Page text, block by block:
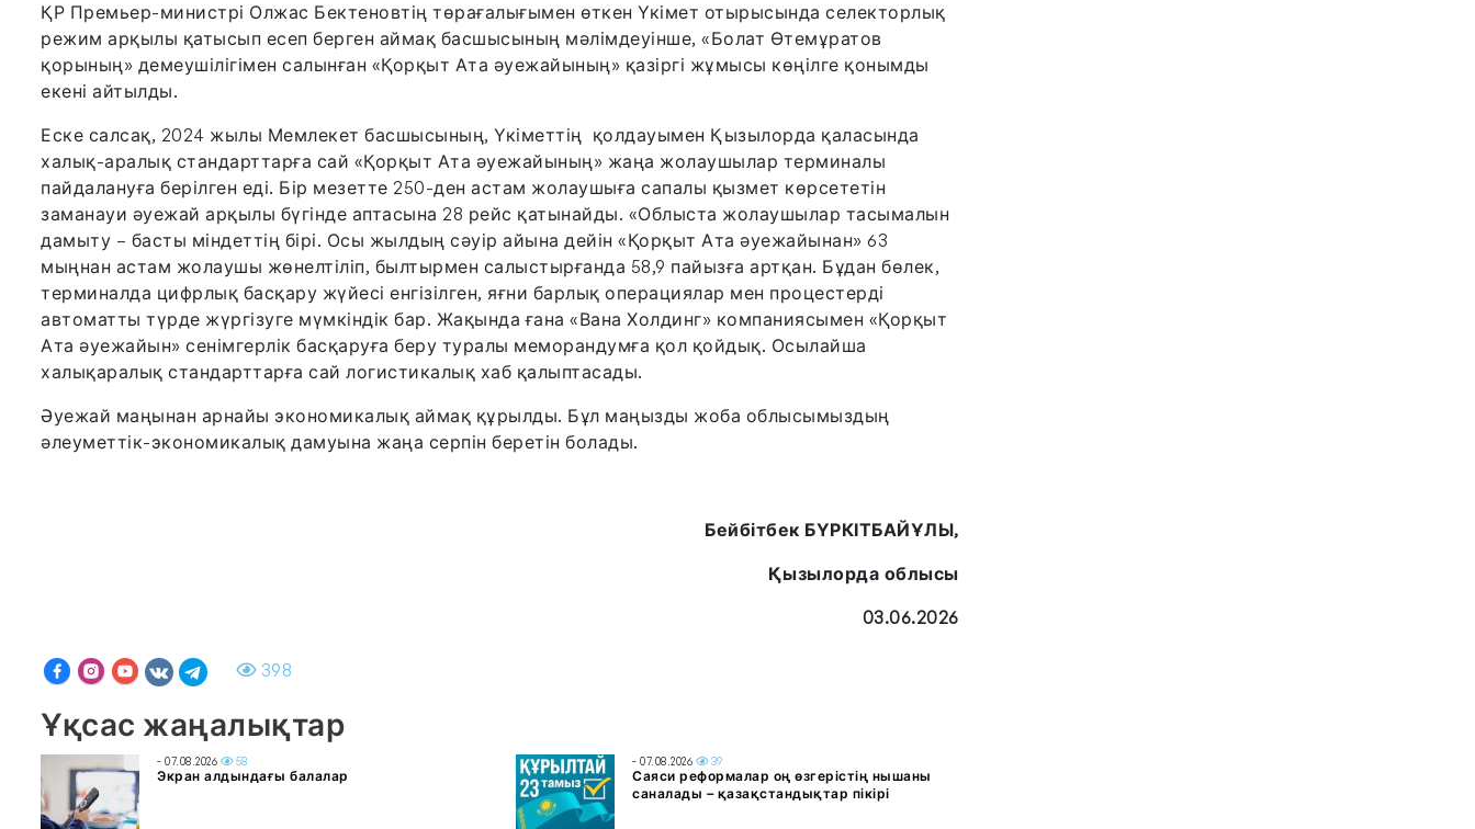
ҚР Премьер-министрі Олжас Бектеновтің төрағалығымен өткен Үкімет отырысында селекторлық
режим арқылы қатысып есеп берген аймақ басшысының мәлімдеуінше, «Болат Өтемұратов
қорының» демеушілігімен салынған «Қорқыт Ата әуежайының» қазіргі жұмысы көңілге қонымды
екені айтылды.
Еске салсақ, 2024 жылы Мемлекет басшысының, Үкіметтің қолдауымен Қызылорда қаласында
халық-аралық стандарттарға сай «Қорқыт Ата әуежайының» жаңа жолаушылар терминалы
пайдалануға берілген еді. Бір мезетте 250-ден астам жолаушыға сапалы қызмет көрсететін
заманауи әуежай арқылы бүгінде аптасына 28 рейс қатынайды. «Облыста жолаушылар тасымалын
дамыту – басты міндеттің бірі. Осы жылдың сәуір айына дейін «Қорқыт Ата әуежайынан» 63
мыңнан астам жолаушы жөнелтіліп, былтырмен салыстырғанда 58,9 пайызға артқан. Бұдан бөлек,
терминалда цифрлық басқару жүйесі енгізілген, яғни барлық операциялар мен процестерді
автоматты түрде жүргізуге мүмкіндік бар. Жақында ғана «Вана Холдинг» компаниясымен «Қорқыт
Ата әуежайын» сенімгерлік басқаруға беру туралы меморандумға қол қойдық. Осылайша
халықаралық стандарттарға сай логистикалық хаб қалыптасады.
Әуежай маңынан арнайы экономикалық аймақ құрылды. Бұл маңызды жоба облысымыздың
әлеуметтік-экономикалық дамуына жаңа серпін беретін болады.
Бейбітбек БҮРКІТБАЙҰЛЫ,
Қызылорда облысы
03.06.2026
398
Ұқсас жаңалықтар
- 07.08.2026 58
Экран алдындағы балалар
- 07.08.2026 39
Саяси реформалар оң өзгерістің нышаны
саналады – қазақстандықтар пікірі